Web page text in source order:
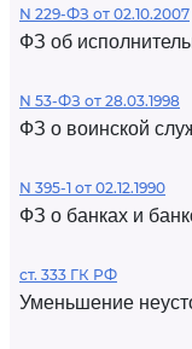
N 229-ФЗ от 02.10.2007
ФЗ об
N 53-ФЗ от 28.03.1998
ФЗ о воинской
N 395-1 от 02.12.1990
ФЗ о банках и
ст. 333 ГК РФ
Уменьшение